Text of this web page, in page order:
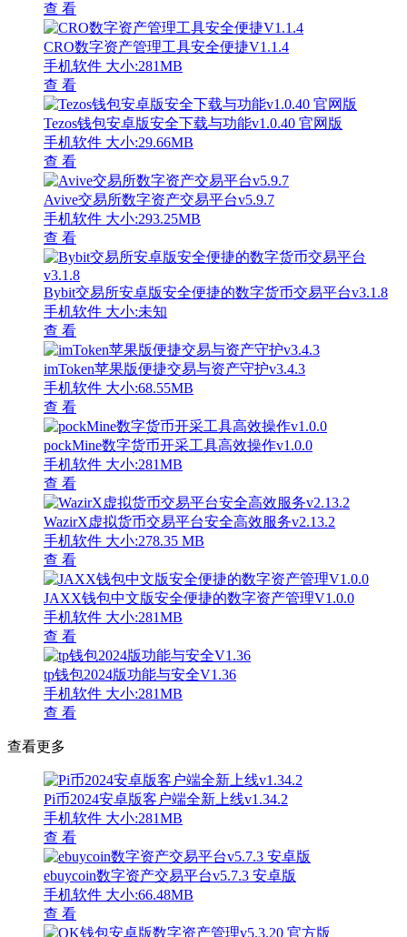
查 看
CRO数字资产管理工具安全便捷V1.1.4
手机软件 大小:281MB
查 看
Tezos钱包安卓版安全下载与功能v1.0.40 官网版
手机软件 大小:29.66MB
查 看
Avive交易所数字资产交易平台v5.9.7
手机软件 大小:293.25MB
查 看
Bybit交易所安卓版安全便捷的数字货币交易平台v3.1.8
手机软件 大小:未知
查 看
imToken苹果版便捷交易与资产守护v3.4.3
手机软件 大小:68.55MB
查 看
pockMine数字货币开采工具高效操作v1.0.0
手机软件 大小:281MB
查 看
WazirX虚拟货币交易平台安全高效服务v2.13.2
手机软件 大小:278.35 MB
查 看
JAXX钱包中文版安全便捷的数字资产管理V1.0.0
手机软件 大小:281MB
查 看
tp钱包2024版功能与安全V1.36
手机软件 大小:281MB
查 看
查看更多
Pi币2024安卓版客户端全新上线v1.34.2
手机软件 大小:281MB
查 看
ebuycoin数字资产交易平台v5.7.3 安卓版
手机软件 大小:66.48MB
查 看